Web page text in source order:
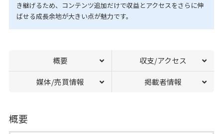
き継げるため、コンテンツ追加だけで収益とアクセスをさらに伸
ばせる成長余地が大きい点が魅力です。
概要 収支/アクセス
媒体/売買情報 掲載者情報
概要